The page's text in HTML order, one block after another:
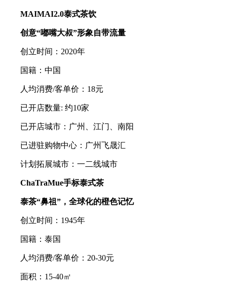
MAIMAI2.0泰式茶饮
创意“嘟嘴大叔”形象自带流量
创立时间：2020年
国籍：中国
人均消费/客单价：18元
已开店数量: 约10家
已开店城市：广州、江门、南阳
已进驻购物中心：广州飞晟汇
计划拓展城市：一二线城市
ChaTraMue手标泰式茶
泰茶“鼻祖”，全球化的橙色记忆
创立时间：1945年
国籍：泰国
人均消费/客单价：20-30元
面积：15-40㎡